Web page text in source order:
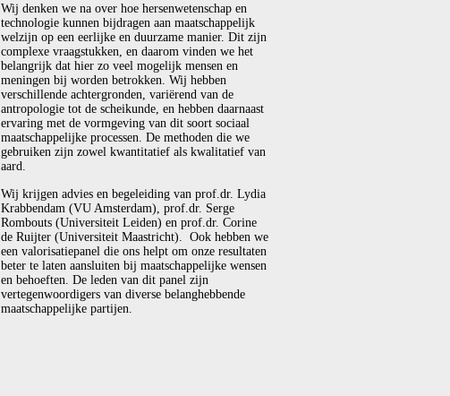
Wij denken we na over hoe hersenwetenschap en
technologie kunnen bijdragen aan maatschappelijk
welzijn op een eerlijke en duurzame manier. Dit zijn
complexe vraagstukken, en daarom vinden we het
belangrijk dat hier zo veel mogelijk mensen en
meningen bij worden betrokken. Wij hebben
verschillende achtergronden, variërend van de
antropologie tot de scheikunde, en hebben daarnaast
ervaring met de vormgeving van dit soort sociaal
maatschappelijke processen. De methoden die we
gebruiken zijn zowel kwantitatief als kwalitatief van
aard.
Wij krijgen advies en begeleiding van prof.dr. Lydia
Krabbendam (VU Amsterdam), prof.dr. Serge
Rombouts (Universiteit Leiden) en prof.dr. Corine
de Ruijter (Universiteit Maastricht). Ook hebben we
een valorisatiepanel die ons helpt om onze resultaten
beter te laten aansluiten bij maatschappelijke wensen
en behoeften. De leden van dit panel zijn
vertegenwoordigers van diverse belanghebbende
maatschappelijke partijen.